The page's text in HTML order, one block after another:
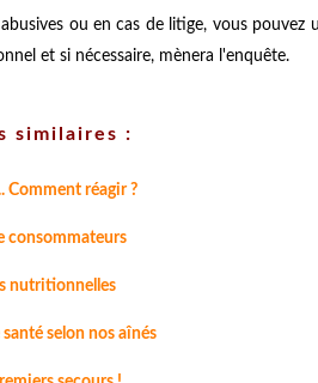
ou en cas de litige, vous pouvez
et si nécessaire, mènera l'enquête.
similaires :
Comment réagir ?
consommateurs
nutritionnelles
selon nos aînés